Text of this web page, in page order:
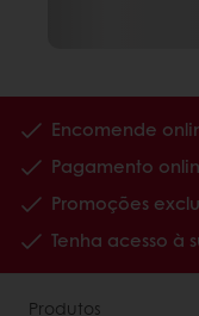
Encomende
Pagamento
Promoções
Tenha acesso à
Produtos